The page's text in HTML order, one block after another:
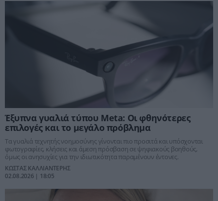
Έξυπνα γυαλιά τύπου Meta: Οι φθηνότερες
επιλογές και το μεγάλο πρόβλημα
Τα γυαλιά τεχνητής νοημοσύνης γίνονται πιο προσιτά και υπόσχονται
φωτογραφίες, κλήσεις και άμεση πρόσβαση σε ψηφιακούς βοηθούς,
όμως οι ανησυχίες για την ιδιωτικότητα παραμένουν έντονες.
ΚΩΣΤΑΣ ΚΑΛΛΙΑΝΤΕΡΗΣ
02.08.2026 | 18:05